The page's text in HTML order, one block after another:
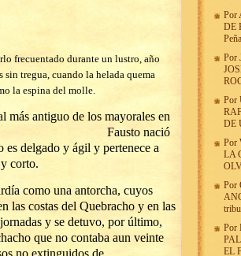
frecuentado durante un lustro, año
sin tregua, cuando la helada quema
la espina del molle.
antiguo de los mayorales en
Plada. Fausto nació
es delgado y ágil y pertenece a
corto.
como una antorcha, cuyos
las costas del Quebracho y en las
y se detuvo, por último,
que no contaba aun veinte
no extinguidos de
Por
DE
Por
Por
DE
Por
LA
Por
Por
EL